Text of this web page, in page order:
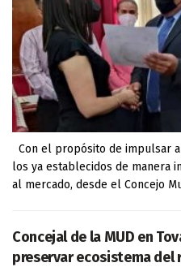
Con el propósito de impulsar
los ya establecidos de manera
al mercado, desde el Concejo
Concejal de la MUD en
preservar ecosistema del